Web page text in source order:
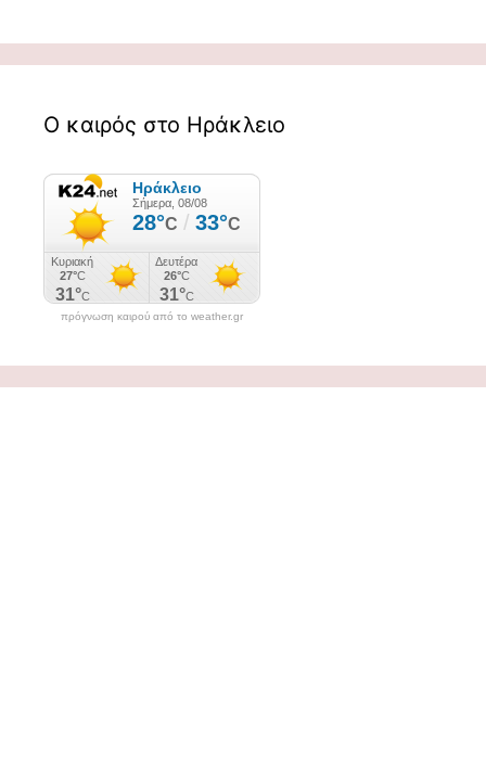
Ο καιρός στο Ηράκλειο
πρόγνωση καιρού από το weather.gr